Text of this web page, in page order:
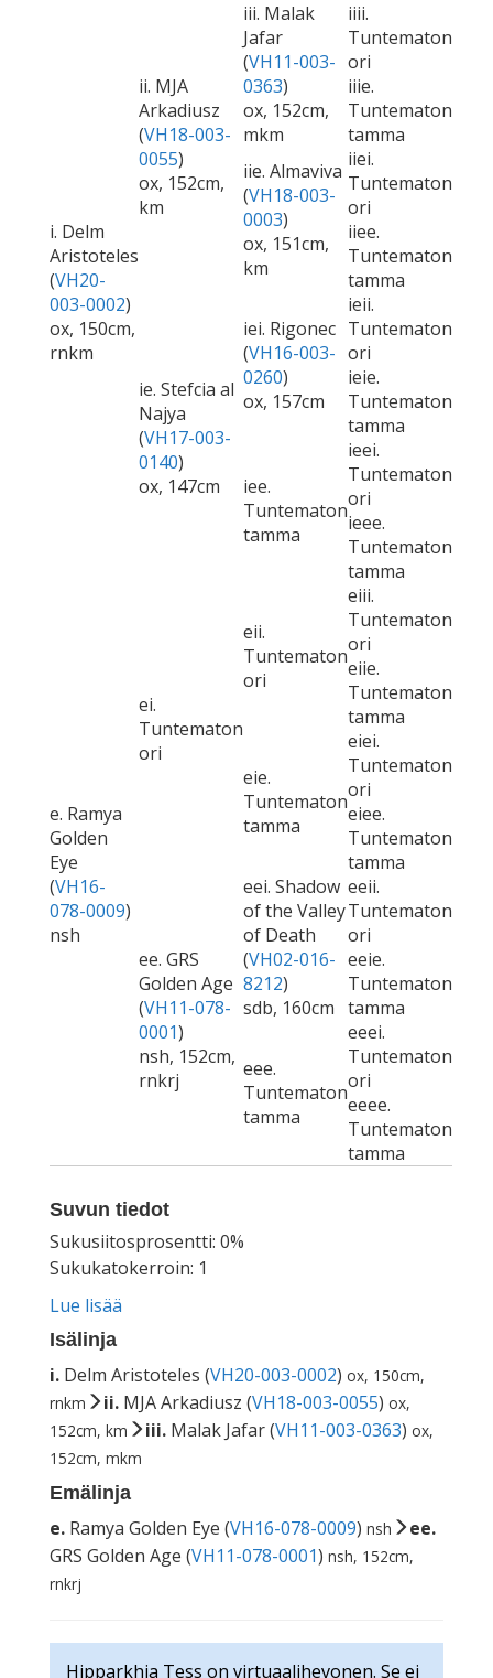
i. Delm
Aristoteles
(VH20-
003-0002)
ox, 150cm,
rnkm
ii. MJA
Arkadiusz
(VH18-003-
0055)
ox, 152cm,
km
iii. Malak
Jafar
(VH11-003-
0363)
ox, 152cm,
mkm
iiii.
Tuntematon
ori
iiie.
Tuntematon
tamma
iie. Almaviva
(VH18-003-
0003)
ox, 151cm,
km
iiei.
Tuntematon
ori
iiee.
Tuntematon
tamma
ie. Stefcia al
Najya
(VH17-003-
0140)
ox, 147cm
iei. Rigonec
(VH16-003-
0260)
ox, 157cm
ieii.
Tuntematon
ori
ieie.
Tuntematon
tamma
iee.
Tuntematon
tamma
ieei.
Tuntematon
ori
ieee.
Tuntematon
tamma
e. Ramya
Golden
Eye
(VH16-
078-0009)
nsh
ei.
Tuntematon
ori
eii.
Tuntematon
ori
eiii.
Tuntematon
ori
eiie.
Tuntematon
tamma
eie.
Tuntematon
tamma
eiei.
Tuntematon
ori
eiee.
Tuntematon
tamma
ee. GRS
Golden Age
(VH11-078-
0001)
nsh, 152cm,
rnkrj
eei. Shadow
of the Valley
of Death
(VH02-016-
8212)
sdb, 160cm
eeii.
Tuntematon
ori
eeie.
Tuntematon
tamma
eee.
Tuntematon
tamma
eeei.
Tuntematon
ori
eeee.
Tuntematon
tamma
Suvun tiedot
Sukusiitosprosentti: 0%
Sukukatokerroin: 1
Lue lisää
Isälinja
i. Delm Aristoteles (VH20-003-0002) ox, 150cm,
rnkm
ii. MJA Arkadiusz (VH18-003-0055) ox,
152cm, km
iii. Malak Jafar (VH11-003-0363) ox,
152cm, mkm
Emälinja
e. Ramya Golden Eye (VH16-078-0009) nsh
ee.
GRS Golden Age (VH11-078-0001) nsh, 152cm,
rnkrj
Hipparkhia Tess on virtuaalihevonen. Se ei